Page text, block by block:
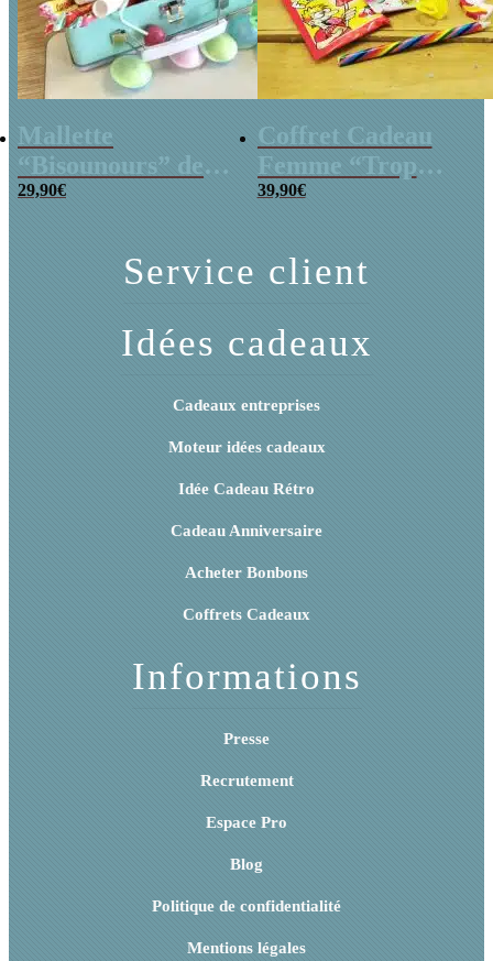
Mallette
“Bisounours” des
années 80 remplie
29,90€
Coffret Cadeau
Femme “Trop
Mignon”
39,90€
Service client
Idées cadeaux
Cadeaux entreprises
Moteur idées cadeaux
Idée Cadeau Rétro
Cadeau Anniversaire
Acheter Bonbons
Coffrets Cadeaux
Informations
Presse
Recrutement
Espace Pro
Blog
Politique de confidentialité
Mentions légales